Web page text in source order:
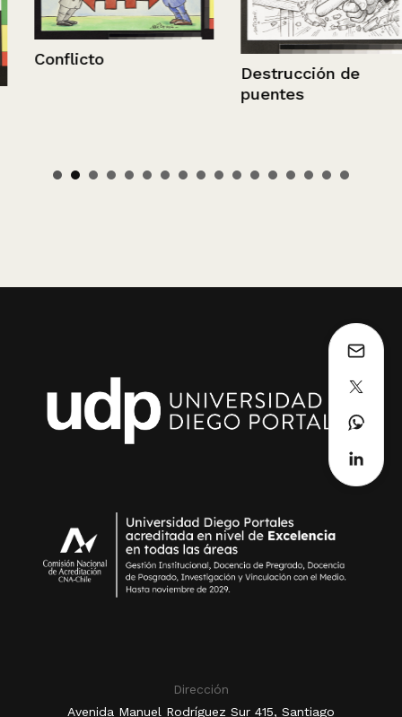
Conflicto
Destrucción de
puentes
Dirección
Avenida Manuel Rodríguez Sur 415, Santiago